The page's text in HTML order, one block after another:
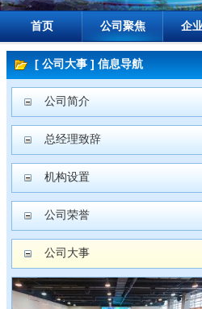
首页 公司聚焦 企
[ 公司大事 ] 信息导航
公司简介
总经理致辞
机构设置
公司荣誉
公司大事